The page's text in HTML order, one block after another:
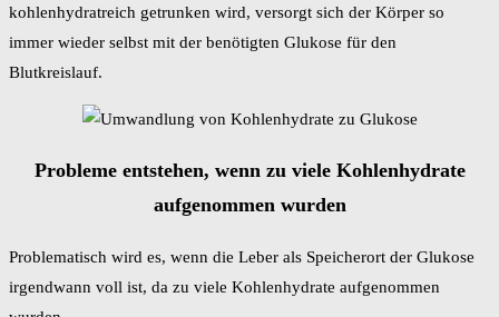
kohlenhydratreich getrunken wird, versorgt sich der Körper so
immer wieder selbst mit der benötigten Glukose für den
Blutkreislauf.
Probleme entstehen, wenn zu viele Kohlenhydrate
aufgenommen wurden
Problematisch wird es, wenn die Leber als Speicherort der Glukose
irgendwann voll ist, da zu viele Kohlenhydrate aufgenommen